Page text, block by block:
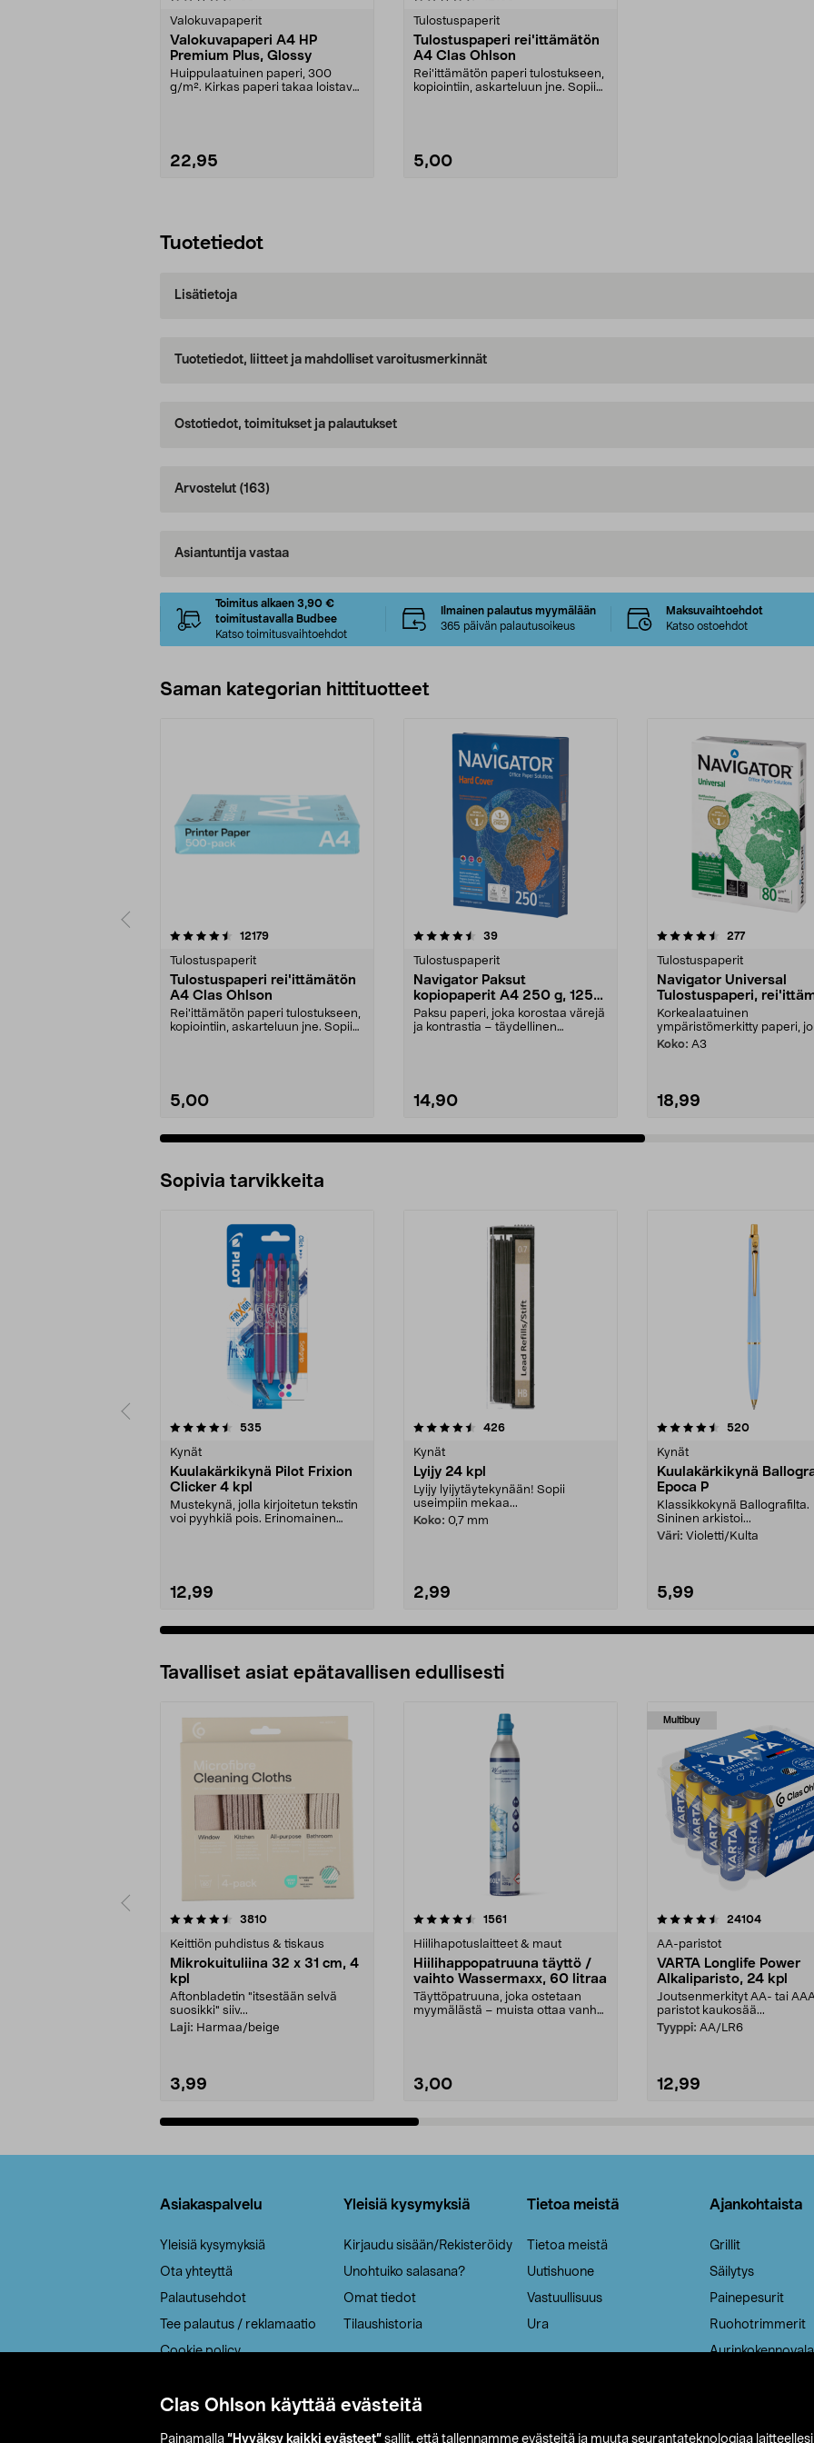
Clas Ohlson käyttää evästeitä
Painamalla ”Hyväksy kaikki evästeet” sallit, että tallennamme evästeitä ja muuta seurantateknologiaa laitteellesi
Valokuvapaperit
Valokuvapaperi A4 HP
Premium Plus, Glossy
Huippulaatuinen paperi, 300
g/m². Kirkas paperi takaa loistavat
22,95
Tulostuspaperit
Tulostuspaperi rei'ittämätön
A4 Clas Ohlson
Rei'ittämätön paperi tulostukseen,
kopiointiin, askarteluun jne. Sopii
5,00
Tuotetiedot
Lisätietoja
Tuotetiedot, liitteet ja mahdolliset varoitusmerkinnät
Ostotiedot, toimitukset ja palautukset
Arvostelut (163)
Asiantuntija vastaa
Toimitus alkaen 3,90 €
toimitustavalla Budbee
Katso toimitusvaihtoehdot
Ilmainen palautus myymälään
365 päivän palautusoikeus
Maksuvaihtoehdot
Katso ostoehdot
Saman kategorian hittituotteet
12179arvostelut
Tulostuspaperit
Tulostuspaperi rei'ittämätön
A4 Clas Ohlson
Rei'ittämätön paperi tulostukseen,
kopiointiin, askarteluun jne. Sopii
5,00
4.5 viidestä
39arvostelut
Tulostuspaperit
Navigator Paksut
kopiopaperit A4 250 g, 125
arkkia
Paksu paperi, joka korostaa värejä
ja kontrastia – täydellinen
14,90
4.5 viidestä
277arvostelut
Tulostuspaperit
Navigator Universal
Tulostuspaperi,
80 g/m²
Korkealaatuinen
ympäristömerkitty paperi,
Koko: A3
18,99
4.5 viidestä
Sopivia tarvikkeita
535arvostelut
Kynät
Kuulakärkikynä Pilot Frixion
Clicker 4 kpl
Mustekynä, jolla kirjoitetun tekstin
voi pyyhkiä pois. Erinomainen
12,99
4.5viidestä
426arvostelut
Kynät
Lyijy 24 kpl
Lyijy lyijytäytekynään! Sopii
useimpiin mekaa...
Koko: 0,7 mm
2,99
4.5viidestä
520arvostelut
Kynät
Kuulakärkikynä
Epoca P
Klassikkokynä Ballografilta.
Sininen arkistoi...
Väri: Violetti/Kulta
5,99
4.5viidestä
Tavalliset asiat epätavallisen edullisesti
3810arvostelut
Keittiön puhdistus & tiskaus
Mikrokuituliina 32 x 31 cm, 4
kpl
Aftonbladetin "itsestään selvä
suosikki" siiv...
Laji: Harmaa/beige
3,99
4.5viidestä
1561
Hiilihapotuslaitteet & maut
Hiilihappopatruuna täyttö /
vaihto Wassermaxx, 60 litraa
Täyttöpatruuna, joka ostetaan
myymälästä – muista ottaa vanha
3,00
Multibuy
4.5viidestä
24104arvostelut
AA-paristot
VARTA Longlife Power
Alkaliparisto, 24 kpl
Joutsenmerkityt AA- tai
paristot kaukosää...
Tyyppi: AA/LR6
12,99
4.5viidestä
Asiakaspalvelu
Yleisiä kysymyksiä
Ota yhteyttä
Palautusehdot
Tee palautus / reklamaatio
Cookie policy
Saavutettavuus
Yleisiä kysymyksiä
Kirjaudu sisään/Rekisteröidy
Unohtuiko salasana?
Omat tiedot
Tilaushistoria
Tietoa meistä
Tietoa meistä
Uutishuone
Vastuullisuus
Ura
Ajankohtaista
Grillit
Säilytys
Painepesurit
Ruohotrimmerit